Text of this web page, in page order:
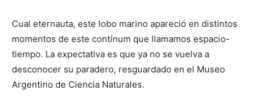
Cual eternauta, este lobo marino apareció en distintos
momentos de este contínum que llamamos espacio-
tiempo. La expectativa es que ya no se vuelva a
desconocer su paradero, resguardado en el Museo
Argentino de Ciencia Naturales.